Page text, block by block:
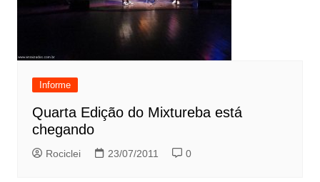
Informe
Quarta Edição do Mixtureba está
chegando
Rociclei 23/07/2011 0